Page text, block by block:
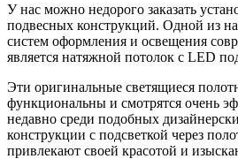
У нас можно недорого заказать
подвесных конструкций. Одной из
систем оформления и освещения
является натяжной потолок с LED
Эти оригинальные светящиеся
функциональны и смотрятся очень
недавно среди подобных
конструкции с подсветкой через
привлекают своей красотой и